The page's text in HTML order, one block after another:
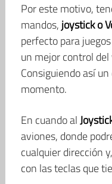
Por este motivo,
mandos, joystick o
perfecto para
un mejor control
Consiguiendo así
momento.
En cuando al
aviones, donde
cualquier dirección
con las teclas que